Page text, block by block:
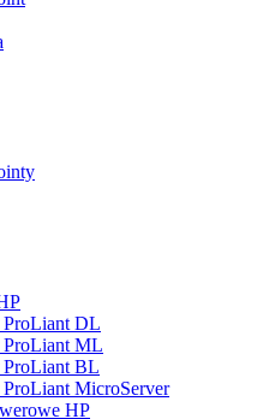
ProLiant DL
ProLiant ML
ProLiant BL
ProLiant MicroServer
HP